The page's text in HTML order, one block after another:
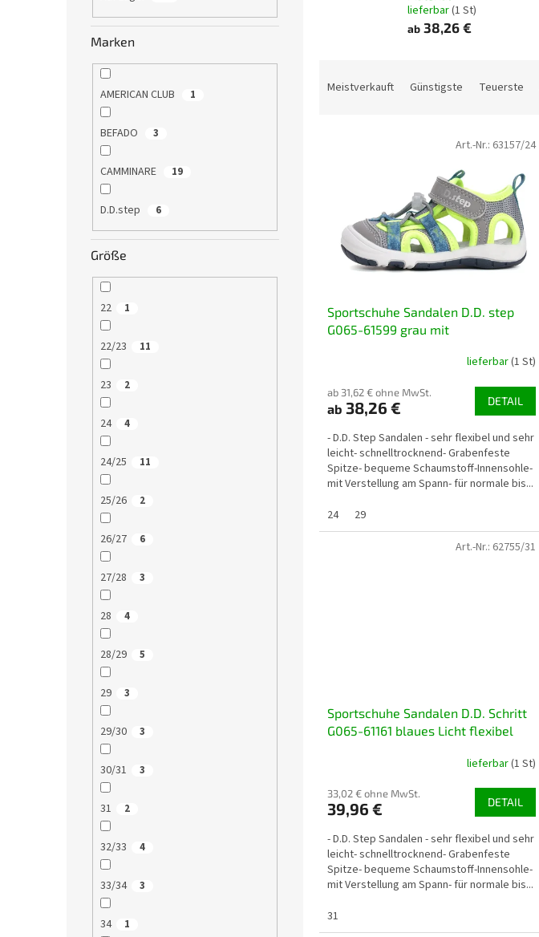
Marken
AMERICAN CLUB 1
BEFADO 3
CAMMINARE 19
D.D.step 6
Größe
22 1
22/23 11
23 2
24 4
24/25 11
25/26 2
26/27 6
27/28 3
28 4
28/29 5
29 3
29/30 3
30/31 3
31 2
32/33 4
33/34 3
34 1
lieferbar(1 St)
ab 38,26 €
Meistverkauft Günstigste Teuerste
Sportschuhe Sandalen D.D. step
G065-61599 grau mit
schnelltrocknendem Material
lieferbar(1 St)
ab 31,62 € ohne MwSt.
ab 38,26 € DETAIL
- D.D. Step Sandalen - sehr flexibel und sehr
leicht- schnelltrocknend- Grabenfeste
Spitze- bequeme Schaumstoff-Innensohle-
mit Verstellung am Spann- für normale bis...
24
29
Art.-Nr.: 63157/24
Sportschuhe Sandalen D.D. Schritt
G065-61161 blaues Licht flexibel
lieferbar(1 St)
33,02 € ohne MwSt.
39,96 € DETAIL
- D.D. Step Sandalen - sehr flexibel und sehr
leicht- schnelltrocknend- Grabenfeste
Spitze- bequeme Schaumstoff-Innensohle-
mit Verstellung am Spann- für normale bis...
31
Art.-Nr.: 62755/31